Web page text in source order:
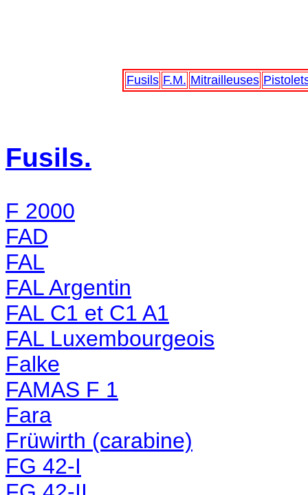
Fusils F.M. Mitrailleuses
Fusils.
F 2000
FAD
FAL
FAL Argentin
FAL C1 et C1 A1
FAL Luxembourgeois
Falke
FAMAS F 1
Fara
Früwirth (carabine)
FG 42-I